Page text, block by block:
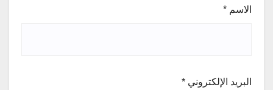
الاسم *
البريد الإلكتروني *